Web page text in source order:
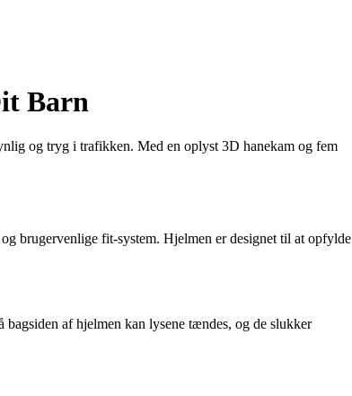
Barn
og tryg i trafikken. Med en oplyst 3D hanekam og fem
brugervenlige fit-system. Hjelmen er designet til at opfylde
af hjelmen kan lysene tændes, og de slukker